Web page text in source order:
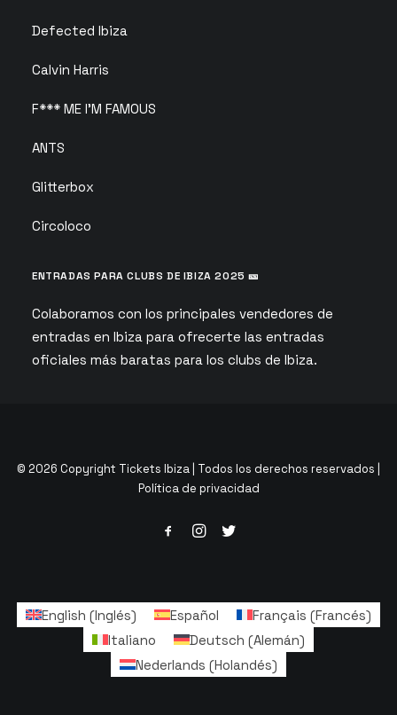
Defected Ibiza
Calvin Harris
F*** ME I’M FAMOUS
ANTS
Glitterbox
Circoloco
ENTRADAS PARA CLUBS DE IBIZA 2025 🎫
Colaboramos con los principales vendedores de
entradas en Ibiza para ofrecerte las entradas
oficiales más baratas para los clubs de Ibiza.
© 2026 Copyright Tickets Ibiza | Todos los derechos reservados |
Política de privacidad
English (Inglés) Español Français (Francés)
Italiano
Deutsch (Alemán)
Nederlands (Holandés)